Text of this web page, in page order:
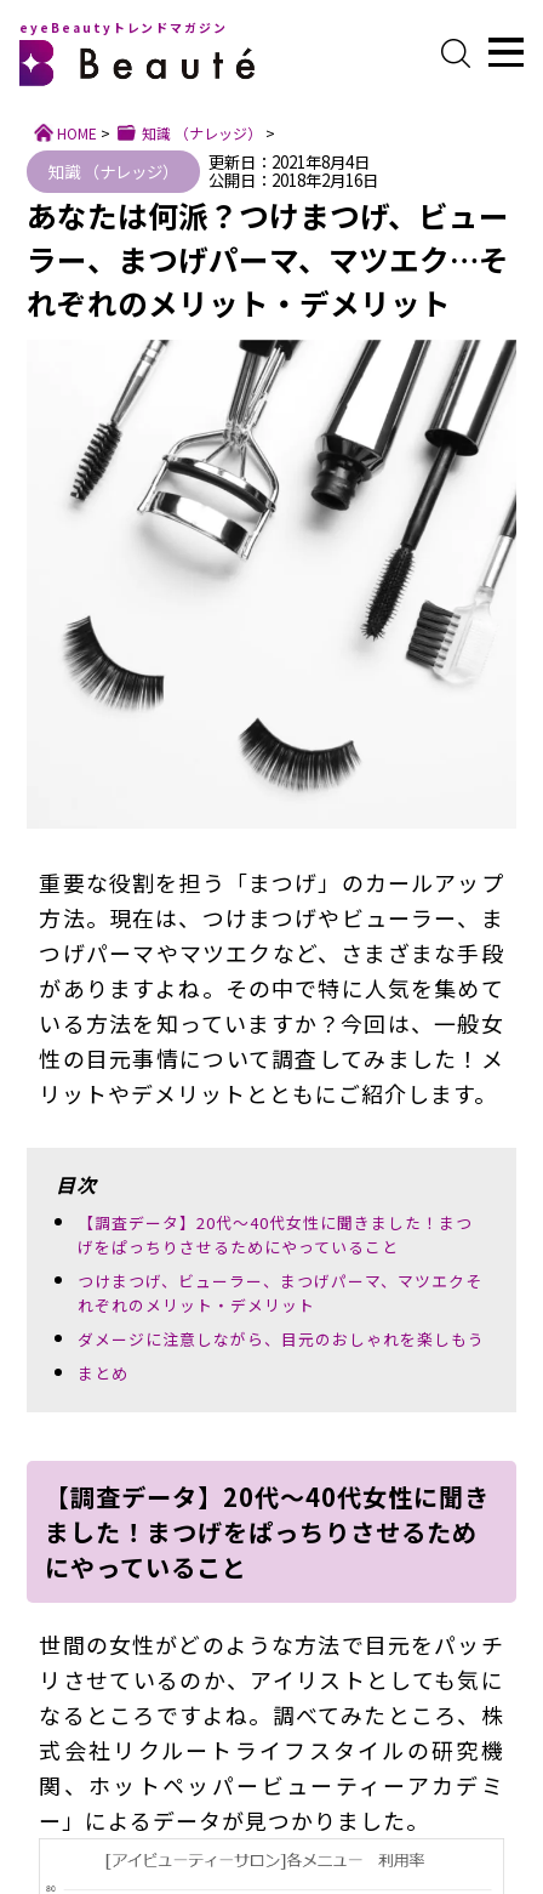
eyeBeautyトレンドマガジン
HOME > 知識 （ナレッジ） >
知識 （ナレッジ） 更新日：2021年8月4日
公開日：2018年2月16日
あなたは何派？つけまつげ、ビュー
ラー、まつげパーマ、マツエク…そ
れぞれのメリット・デメリット
重要な役割を担う「まつげ」のカールアップ
方法。現在は、つけまつげやビューラー、ま
つげパーマやマツエクなど、さまざまな手段
がありますよね。その中で特に人気を集めて
いる方法を知っていますか？今回は、一般女
性の目元事情について調査してみました！メ
リットやデメリットとともにご紹介します。
目次
【調査データ】20代～40代女性に聞きました！まつ
げをぱっちりさせるためにやっていること
つけまつげ、ビューラー、まつげパーマ、マツエクそ
れぞれのメリット・デメリット
ダメージに注意しながら、目元のおしゃれを楽しもう
まとめ
【調査データ】20代～40代女性に聞き
ました！まつげをぱっちりさせるため
にやっていること
世間の女性がどのような方法で目元をパッチ
リさせているのか、アイリストとしても気に
なるところですよね。調べてみたところ、株
式会社リクルートライフスタイルの研究機
関、ホットペッパービューティーアカデミ
ー」によるデータが見つかりました。